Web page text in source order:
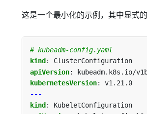
这是一个最小化的示例，其中显式的
# kubeadm-config.yaml
kind :
ClusterConfiguration
apiVersion:
kubeadm.k8s.io/
kubernetesVersion:
v1.21.0
---
kind :
KubeletConfiguration